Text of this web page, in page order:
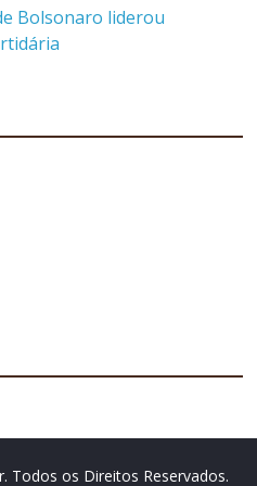
Bolsonaro liderou
Todos os Direitos Reservados.